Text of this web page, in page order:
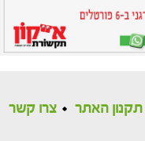
תקנון האתר צרו קשר